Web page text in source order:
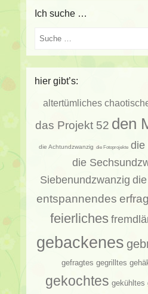
Ich suche …
Suche
hier gibt’s:
altertümliches
das Projekt 52 den
die Achtundzwanzig die Fotoprojekte die
die
Siebenundzwanzig
entspannendes
feierliches
gebackenes
gefragtes gegrilltes
gekochtes gekühltes